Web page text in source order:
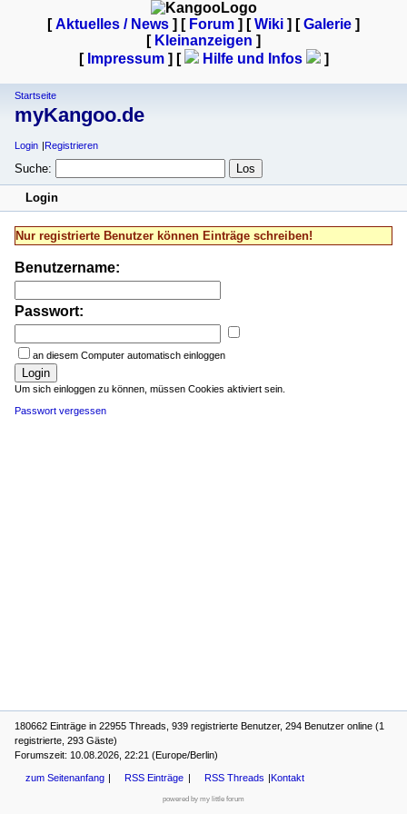
[Aktuelles / News ] [ Forum ] [Wiki ] [Galerie ]
[ Kleinanzeigen ]
[ Impressum] [ Hilfe und Infos ]
Startseite
myKangoo.de
Login Registrieren
Suche:
Login
Nur registrierte Benutzer können Einträge schreiben!
Benutzername:
Passwort:
an diesem Computer automatisch einloggen
Login
Um sich einloggen zu können, müssen Cookies aktiviert sein.
Passwort vergessen
180662 Einträge in 22955 Threads, 939 registrierte Benutzer, 294 Benutzer online (1
registrierte, 293 Gäste)
Forumszeit: 10.08.2026, 22:21 (Europe/Berlin)
zum Seitenanfang RSS Einträge RSS Threads Kontakt
powered by my little forum